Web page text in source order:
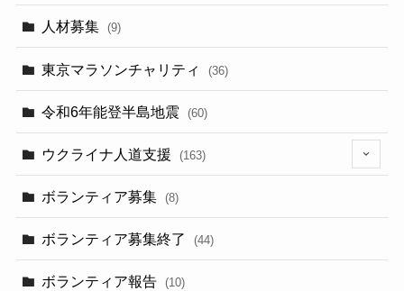
人材募集 (9)
東京マラソンチャリティ (36)
令和6年能登半島地震 (60)
ウクライナ人道支援 (163)
ボランティア募集 (8)
ボランティア募集終了 (44)
ボランティア報告 (10)